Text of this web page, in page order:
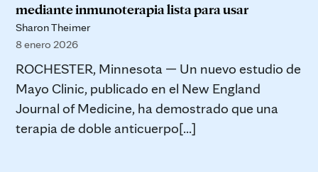
mediante inmunoterapia lista para usar
Sharon Theimer
8 enero 2026
ROCHESTER, Minnesota — Un nuevo estudio de
Mayo Clinic, publicado en el New England
Journal of Medicine, ha demostrado que una
terapia de doble anticuerpo[...]